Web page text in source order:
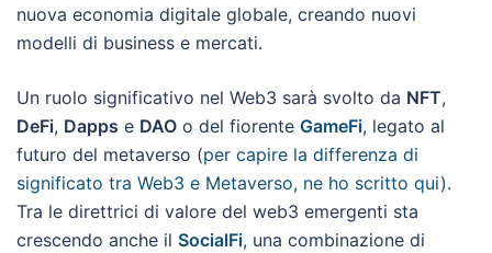
nuova economia digitale globale, creando nuovi
modelli di business e mercati.
Un ruolo significativo nel Web3 sarà svolto da NFT,
DeFi, Dapps e DAO o del fiorente GameFi, legato al
futuro del metaverso (per capire la differenza di
significato tra Web3 e Metaverso, ne ho scritto qui).
Tra le direttrici di valore del web3 emergenti sta
crescendo anche il SocialFi, una combinazione di